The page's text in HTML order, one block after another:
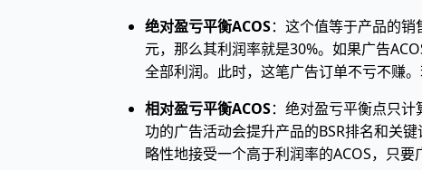
绝对盈亏平衡ACOS：这个值等于产品的
元，那么其利润率就是30%。如果广告
全部利润。此时，这笔广告订单不亏不赚
相对盈亏平衡ACOS：绝对盈亏平衡点只
功的广告活动会提升产品的BSR排名和关
略性地接受一个高于利润率的ACOS，只